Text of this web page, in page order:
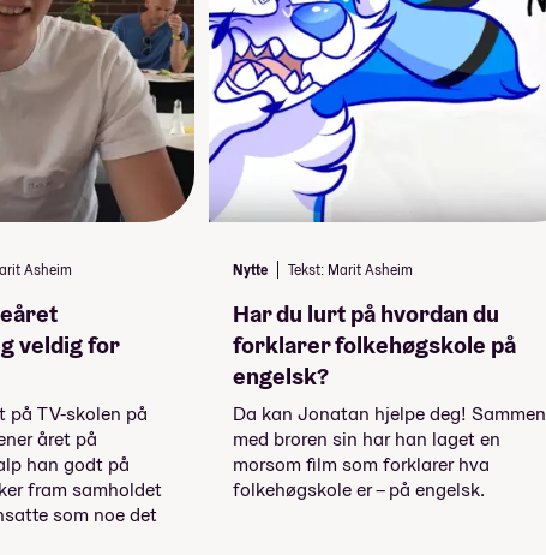
Asheim
veldig for
på TV-skolen på
året på
han godt på
fram samholdet
som noe det
Nytte Tekst: Marit Asheim
Har du lurt på hvordan du
forklarer folkehøgskole på
engelsk?
Da kan Jonatan hjelpe deg! Sammen
med broren sin har han laget en
morsom film som forklarer hva
folkehøgskole er – på engelsk.